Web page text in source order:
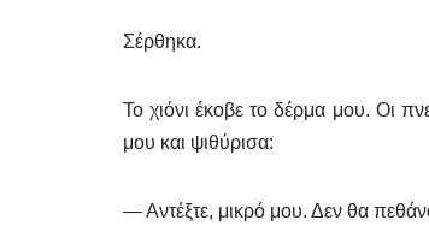
Σέρθηκα.
Το χιόνι έκοβε το δέρμα μου. Οι
μου και ψιθύρισα:
— Αντέξτε, μικρό μου. Δεν θα